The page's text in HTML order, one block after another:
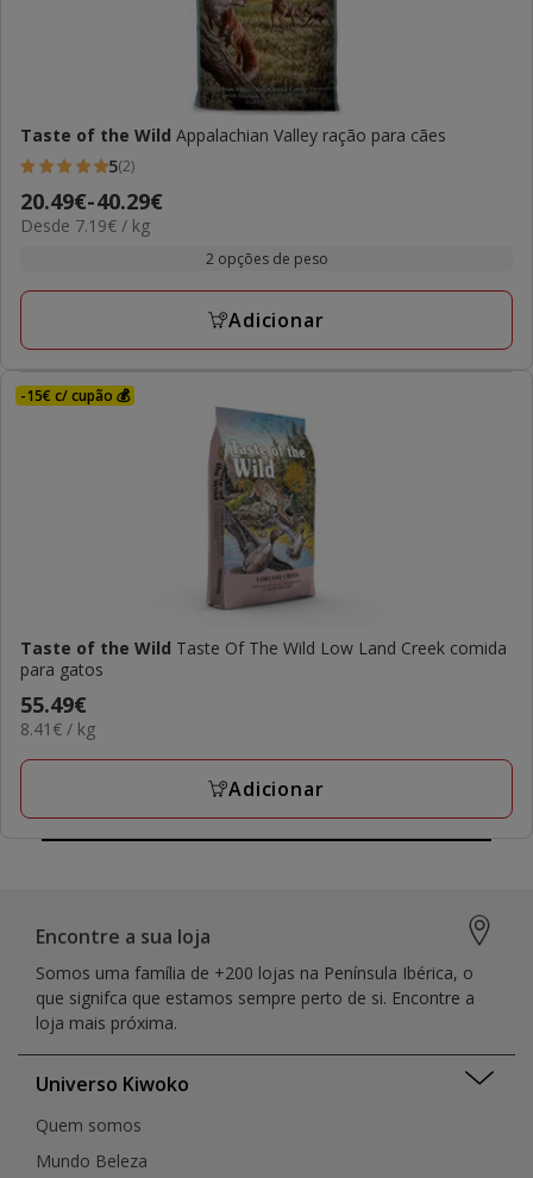
Taste of the Wild Appalachian Valley ração para cães
5
estrelas
com
avaliações
5(2)
Preço
de
a
20.49€-40.29€
7.19€
Desde 7.19€ / kg
2 opções de peso
Adicionar
-15€ c/ cupão 💰
Taste of the Wild Taste Of The Wild Low Land Creek comida
para gatos
Preço
55.49€
55.49€
8.41€
KG
8.41€ / kg
Adicionar
Encontre a sua loja
Somos uma família de +200 lojas na Península Ibérica, o
que signifca que estamos sempre perto de si. Encontre a
loja mais próxima.
Universo Kiwoko
Quem somos
Mundo Beleza